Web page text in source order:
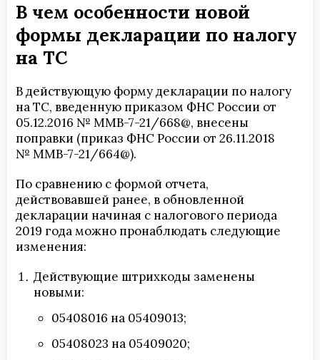
В чем особенности новой
формы декларации по налогу
на ТС
В действующую форму декларации по налогу
на ТС, введенную приказом ФНС России от
05.12.2016 № ММВ-7-21/668@, внесены
поправки (приказ ФНС России от 26.11.2018
№ ММВ-7-21/664@).
По сравнению с формой отчета,
действовавшей ранее, в обновленной
декларации начиная с налогового периода
2019 года можно пронаблюдать следующие
изменения:
Действующие штрихкоды заменены
новыми:
05408016 на 05409013;
05408023 на 05409020;